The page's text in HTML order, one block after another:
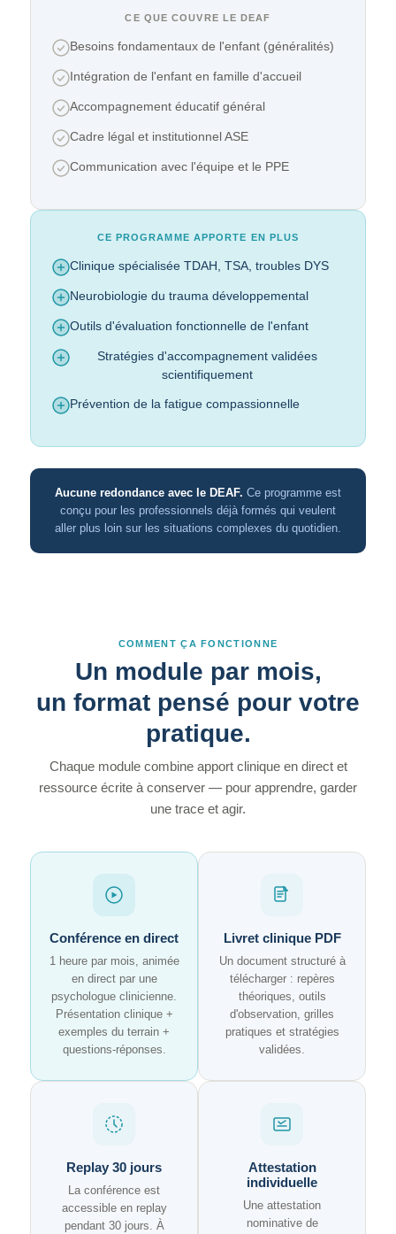
CE QUE COUVRE LE DEAF
Besoins fondamentaux de l'enfant (généralités)
Intégration de l'enfant en famille d'accueil
Accompagnement éducatif général
Cadre légal et institutionnel ASE
Communication avec l'équipe et le PPE
CE PROGRAMME APPORTE EN PLUS
Clinique spécialisée TDAH, TSA, troubles DYS
Neurobiologie du trauma développemental
Outils d'évaluation fonctionnelle de l'enfant
Stratégies d'accompagnement validées
scientifiquement
Prévention de la fatigue compassionnelle
Aucune redondance avec le DEAF. Ce programme est
conçu pour les professionnels déjà formés qui veulent
aller plus loin sur les situations complexes du quotidien.
COMMENT ÇA FONCTIONNE
Un module par mois,
un format pensé pour votre
pratique.
Chaque module combine apport clinique en direct et
ressource écrite à conserver — pour apprendre, garder
une trace et agir.
Conférence en direct
1 heure par mois, animée
en direct par une
psychologue clinicienne.
Présentation clinique +
exemples du terrain +
questions-réponses.
Livret clinique PDF
Un document structuré à
télécharger : repères
théoriques, outils
d'observation, grilles
pratiques et stratégies
validées.
Replay 30 jours
La conférence est
accessible en replay
pendant 30 jours. À
Attestation
individuelle
Une attestation
nominative de